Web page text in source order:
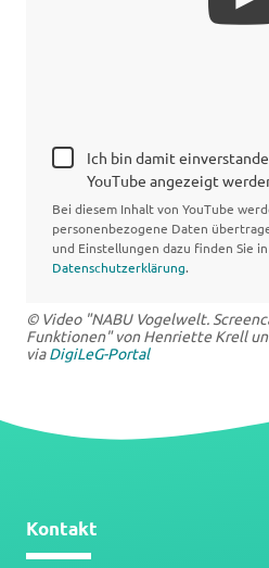
Ich bin damit
YouTube angezeigt
Bei diesem Inhalt von YouTube
personenbezogene Daten
und Einstellungen dazu finden Sie
Datenschutzerklärung.
© Video "NABU Vogelwelt.
Funktionen" von Henriette Krell
viaDigiLeG-Portal
Kontakt